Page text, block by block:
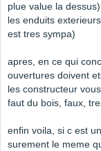
plue value la dessus)
les enduits
est tres sympa)
apres, en ce qui
ouvertures doivent
les constructeur
faut du bois, faux,
enfin voila, si c est
surement le meme